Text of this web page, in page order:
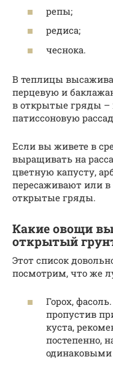
репы;
редиса;
чеснока.
В теплицы
перцевую и
в открытые гряды –
патиссоновую
Если вы живете в
выращивать на
цветную капусту,
пересаживают или
открытые гряды.
Какие овощи
открытый
Этот список
посмотрим, что же
Горох,
пропустив
куста,
постепенно,